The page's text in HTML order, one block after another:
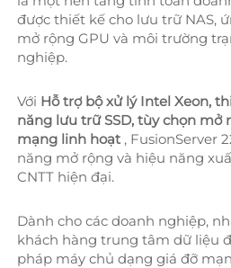
được thiết kế cho lưu trữ NAS,
mở rộng GPU và môi trường
nghiệp.
Với Hỗ trợ bộ xử lý Intel Xeon,
năng lưu trữ SSD, tùy chọn mở
mạng linh hoạt , FusionServer
năng mở rộng và hiệu năng
CNTT hiện đại.
Dành cho các doanh nghiệp,
khách hàng trung tâm dữ liệu
pháp máy chủ dạng giá đỡ